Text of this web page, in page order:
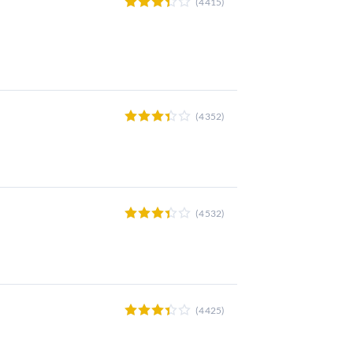
(4352)
(4532)
(4425)